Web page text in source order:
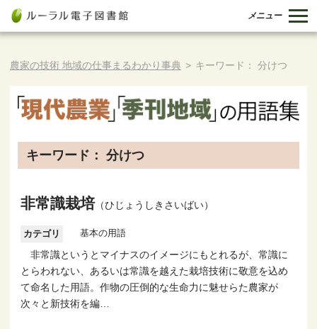
メニュー
農家の技術 地域の仕事まるわかり事典 > キーワード： 分けつ
キーワード： 分けつ
非常識栽培（ひじょうしきさいばい）
カテゴリ 基本の用語
非常識というとマイナスのイメージにもとれるが、常識に
とらわれない、あるいは常識を越えた栽培技術に敬意を込め
て命名した用語。作物の圧倒的な生命力に魅せらた農家が
次々と新技術を編…